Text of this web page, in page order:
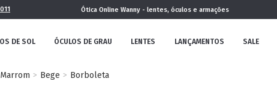
Ótica Online Wanny - lentes, óculos e armações
DE SOL ÓCULOS DE GRAU LENTES LANÇAMENTOS SALE
Marrom Bege Borboleta